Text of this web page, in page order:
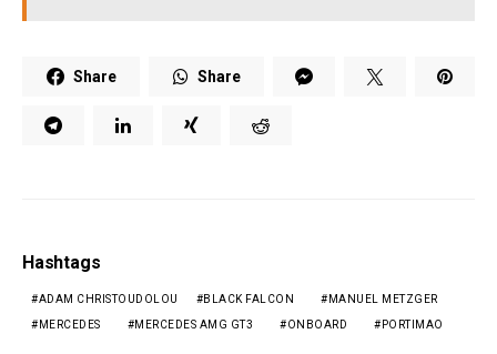
Share Share
Hashtags
ADAM CHRISTOUDOLOU BLACK FALCON MANUEL METZGER
MERCEDES MERCEDES AMG GT3 ONBOARD PORTIMAO